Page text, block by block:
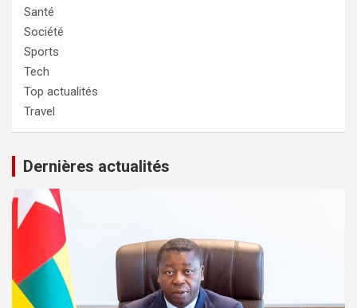
Santé
Société
Sports
Tech
Top actualités
Travel
Dernières actualités